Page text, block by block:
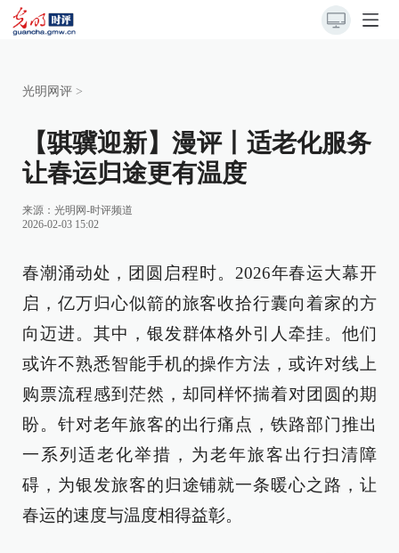
光明网评 >
【骐骥迎新】漫评丨适老化服务
让春运归途更有温度
来源： 光明网-时评频道
2026-02-03 15:02
春潮涌动处，团圆启程时。2026年春运大幕开
启，亿万归心似箭的旅客收拾行囊向着家的方
向迈进。其中，银发群体格外引人牵挂。他们
或许不熟悉智能手机的操作方法，或许对线上
购票流程感到茫然，却同样怀揣着对团圆的期
盼。针对老年旅客的出行痛点，铁路部门推出
一系列适老化举措，为老年旅客出行扫清障
碍，为银发旅客的归途铺就一条暖心之路，让
春运的速度与温度相得益彰。